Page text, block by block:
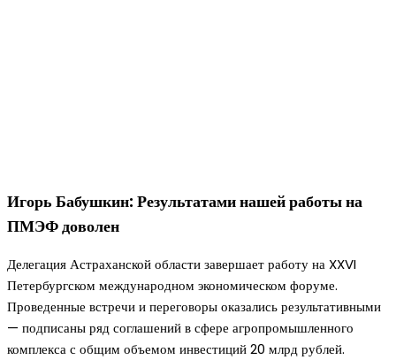
Игорь Бабушкин: Результатами нашей работы на
ПМЭФ доволен
Делегация Астраханской области завершает работу на XXVI
Петербургском международном экономическом форуме.
Проведенные встречи и переговоры оказались результативными
— подписаны ряд соглашений в сфере агропромышленного
комплекса с общим объемом инвестиций 20 млрд рублей.